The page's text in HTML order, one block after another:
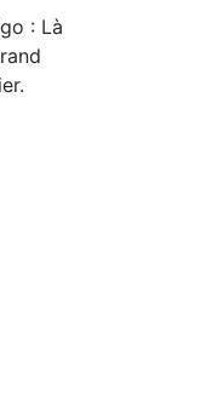
: Là